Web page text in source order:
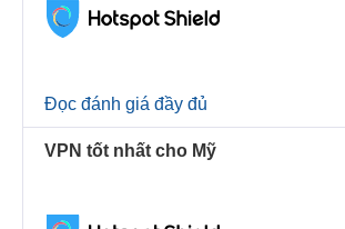
Đọc đánh giá đầy đủ
VPN tốt nhất cho Mỹ